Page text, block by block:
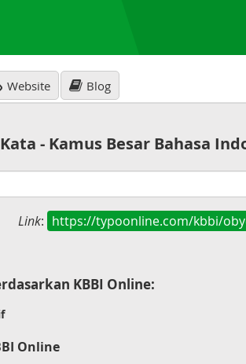
Website Blog
- Kamus Besar Bahasa
Link: https://typoonline.com/kbbi/
KBBI Online:
Online